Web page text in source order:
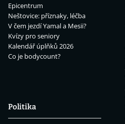
Epicentrum
Neštovice: příznaky, léčba
V čem jezdí Yamal a Mesii?
Kvízy pro seniory
Kalendář úplňků 2026
Co je bodycount?
Politika